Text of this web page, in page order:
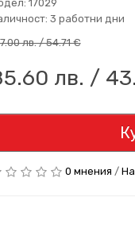
17029
3 работни дни
лв. / 54.71 €
лв. /
0 мнения /